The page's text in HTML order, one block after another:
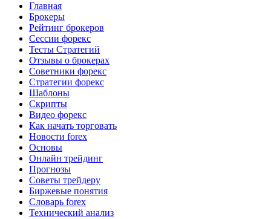
Главная
Брокеры
Рейтинг брокеров
Сессии форекс
Тесты Стратегий
Отзывы о брокерах
Советники форекс
Стратегии форекс
Шаблоны
Скрипты
Видео форекс
Как начать торговать
Новости forex
Основы
Онлайн трейдинг
Прогнозы
Советы трейдеру
Биржевые понятия
Словарь forex
Технический анализ